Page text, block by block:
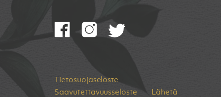
Tietosuojaseloste
Saavutettavuusseloste
Lähetä